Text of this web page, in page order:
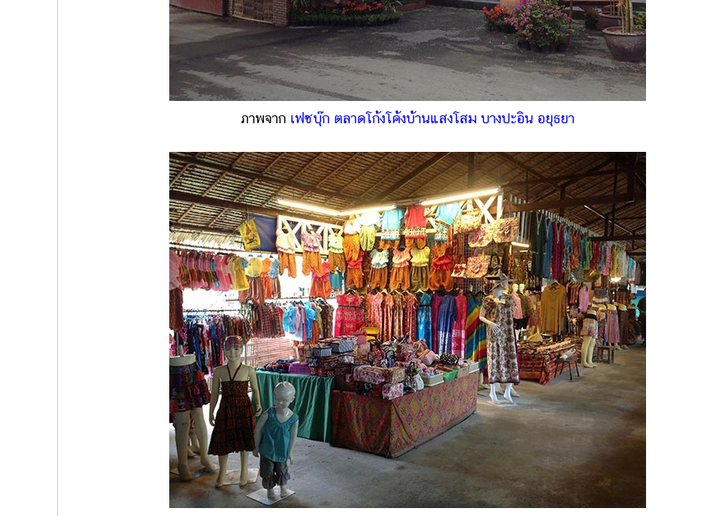
ภาพจาก เฟซบุ๊ก ตลาดโก้งโค้งบ้านแสงโสม บางปะอิน อยุธยา